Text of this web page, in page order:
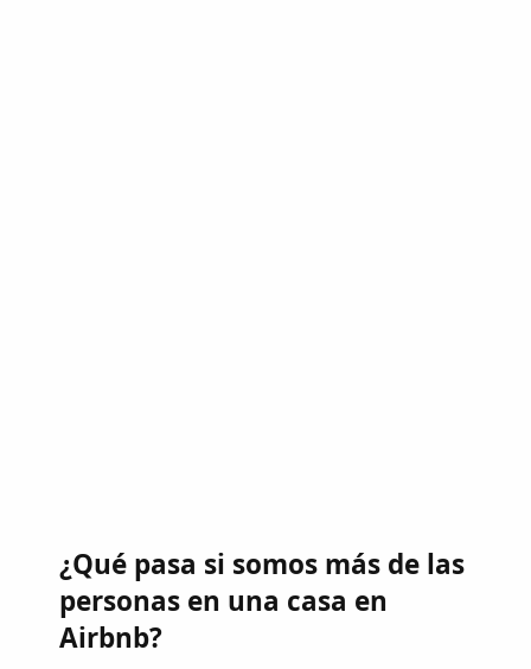
¿Qué pasa si somos más de las
personas en una casa en
Airbnb?